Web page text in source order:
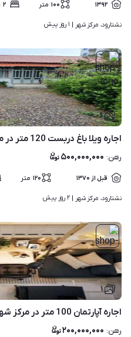
۱۳۹۲ ۱۰۰ متر ۲
نشتارود، مرکز شهر | ۱ روز پیش
۹
اجاره ویلا باغ دربست 120 متر در مرکز شهر
رهن: ۵۰۰,۰۰۰,۰۰۰
قبل از ۱۳۷۰ ۱۲۰ متر
نشتارود، مرکز شهر | ۲ روز پیش
۱
اجاره آپارتمان 100 متر در مرکز شهرنشتارود
رهن: ۲۰۰,۰۰۰,۰۰۰